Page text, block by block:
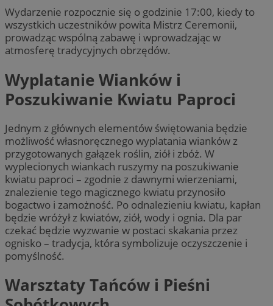
Wydarzenie rozpocznie się o godzinie 17:00, kiedy to
wszystkich uczestników powita Mistrz Ceremonii,
prowadząc wspólną zabawę i wprowadzając w
atmosferę tradycyjnych obrzędów.
Wyplatanie Wianków i
Poszukiwanie Kwiatu Paproci
Jednym z głównych elementów świętowania będzie
możliwość własnoręcznego wyplatania wianków z
przygotowanych gałązek roślin, ziół i zbóż. W
wyplecionych wiankach ruszymy na poszukiwanie
kwiatu paproci – zgodnie z dawnymi wierzeniami,
znalezienie tego magicznego kwiatu przynosiło
bogactwo i zamożność. Po odnalezieniu kwiatu, kapłan
będzie wróżył z kwiatów, ziół, wody i ognia. Dla par
czekać będzie wyzwanie w postaci skakania przez
ognisko – tradycja, która symbolizuje oczyszczenie i
pomyślność.
Warsztaty Tańców i Pieśni